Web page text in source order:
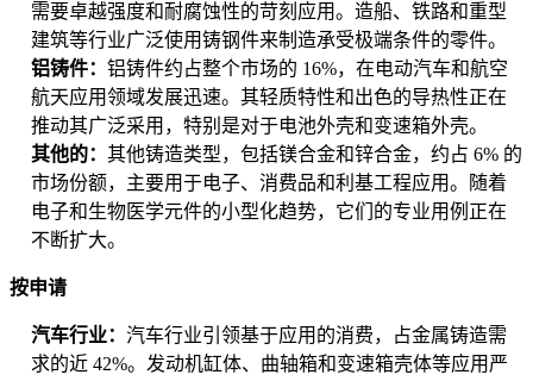
需要卓越强度和耐腐蚀性的苛刻应用。造船、铁路和重型
建筑等行业广泛使用铸钢件来制造承受极端条件的零件。
铝铸件： 铝铸件约占整个市场的 16%，在电动汽车和航空
航天应用领域发展迅速。其轻质特性和出色的导热性正在
推动其广泛采用，特别是对于电池外壳和变速箱外壳。
其他的： 其他铸造类型，包括镁合金和锌合金，约占 6% 的
市场份额，主要用于电子、消费品和利基工程应用。随着
电子和生物医学元件的小型化趋势，它们的专业用例正在
不断扩大。
按申请
汽车行业： 汽车行业引领基于应用的消费，占金属铸造需
求的近 42%。发动机缸体、曲轴箱和变速箱壳体等应用严